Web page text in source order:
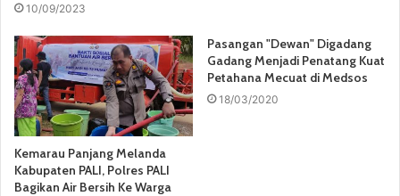
10/09/2023
Kemarau Panjang Melanda
Kabupaten PALI, Polres PALI
Bagikan Air Bersih Ke Warga
Pasangan "Dewan" Digadang
Gadang Menjadi Penatang Kuat
Petahana Mecuat di Medsos
18/03/2020